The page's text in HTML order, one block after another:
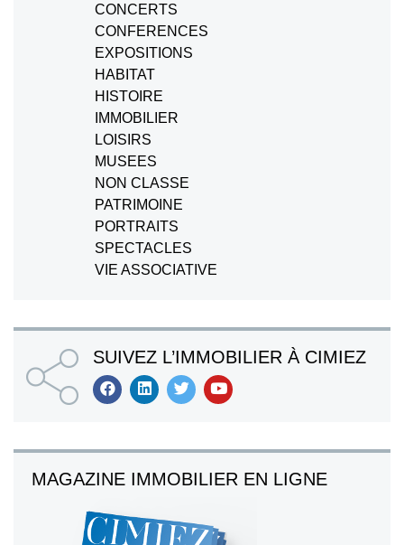
CONCERTS
CONFERENCES
EXPOSITIONS
HABITAT
HISTOIRE
IMMOBILIER
LOISIRS
MUSEES
NON CLASSE
PATRIMOINE
PORTRAITS
SPECTACLES
VIE ASSOCIATIVE
SUIVEZ L’IMMOBILIER À CIMIEZ
MAGAZINE IMMOBILIER EN LIGNE